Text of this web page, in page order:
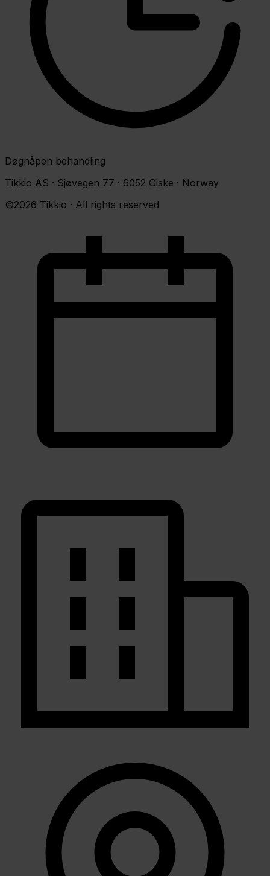
Døgnåpen behandling
Tikkio AS · Sjøvegen 77 · 6052 Giske · Norway
©2026 Tikkio · All rights reserved